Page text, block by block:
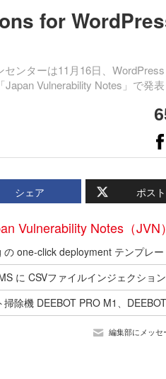
for
ンターは11月16日、
Vulnerability Notes」で発表
シェア ポスト
Vulnerability Notes（JVN）
編集部にメッセ